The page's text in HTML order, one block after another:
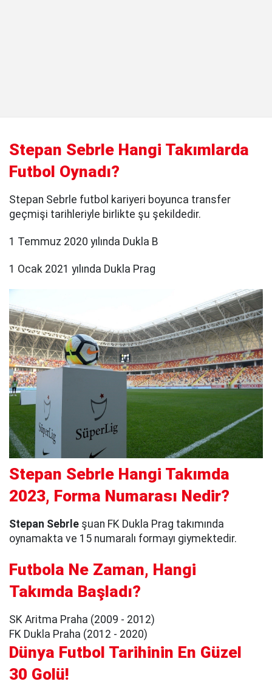
Stepan Sebrle Hangi Takımlarda
Futbol Oynadı?
Stepan Sebrle futbol kariyeri boyunca transfer
geçmişi tarihleriyle birlikte şu şekildedir.
1 Temmuz 2020 yılında Dukla B
1 Ocak 2021 yılında Dukla Prag
Stepan Sebrle Hangi Takımda
2023, Forma Numarası Nedir?
Stepan Sebrle şuan FK Dukla Prag takımında
oynamakta ve 15 numaralı formayı giymektedir.
Futbola Ne Zaman, Hangi
Takımda Başladı?
SK Aritma Praha (2009 - 2012)
FK Dukla Praha (2012 - 2020)
Dünya Futbol Tarihinin En Güzel
30 Golü!